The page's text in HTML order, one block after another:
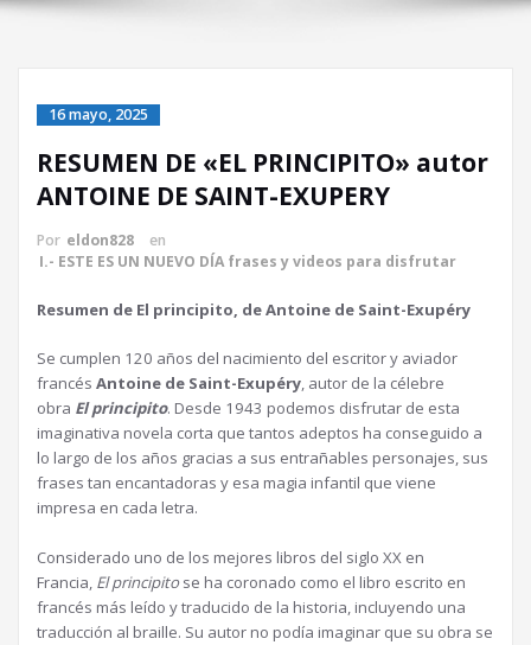
16 mayo, 2025
RESUMEN DE «EL PRINCIPITO» autor
ANTOINE DE SAINT-EXUPERY
Por eldon828
en
I.- ESTE ES UN NUEVO DÍA frases y videos para disfrutar
Resumen de El principito, de Antoine de Saint-Exupéry
Se cumplen 120 años del nacimiento del escritor y aviador
francés Antoine de Saint-Exupéry, autor de la célebre
obra El principito. Desde 1943 podemos disfrutar de esta
imaginativa novela corta que tantos adeptos ha conseguido a
lo largo de los años gracias a sus entrañables personajes, sus
frases tan encantadoras y esa magia infantil que viene
impresa en cada letra.
Considerado uno de los mejores libros del siglo XX en
Francia, El principitose ha coronado como el libro escrito en
francés más leído y traducido de la historia, incluyendo una
traducción al braille. Su autor no podía imaginar que su obra se